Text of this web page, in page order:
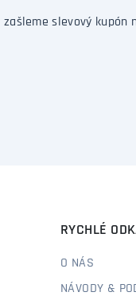
slevový
RYCHLÉ
O NÁS
NÁVODY &